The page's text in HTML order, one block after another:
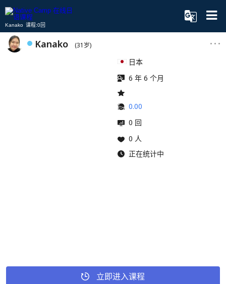
Kanako 课程:0回
Kanako (31岁)
日本
6 年 6 个月
0.00
0 回
0 人
正在统计中
立即进入课程